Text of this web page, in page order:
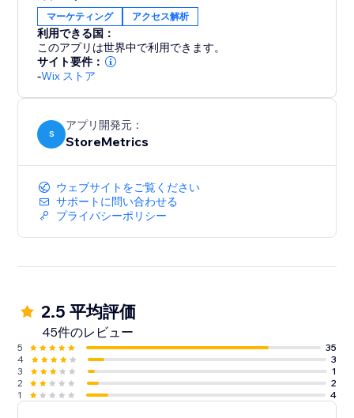
マーケティング アクセス解析
利用できる国：
このアプリは世界中で利用できます。
サイト要件：
-Wix ストア
S
アプリ開発元：
StoreMetrics
ウェブサイトをご覧ください
サポートに問い合わせる
プライバシーポリシー
2.5 平均評価
45件のレビュー
5
35
4
3
3
1
2
2
1
4